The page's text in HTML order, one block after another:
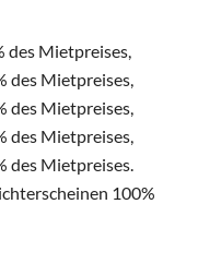
des Mietpreises,
des Mietpreises,
des Mietpreises,
des Mietpreises,
des Mietpreises.
100%